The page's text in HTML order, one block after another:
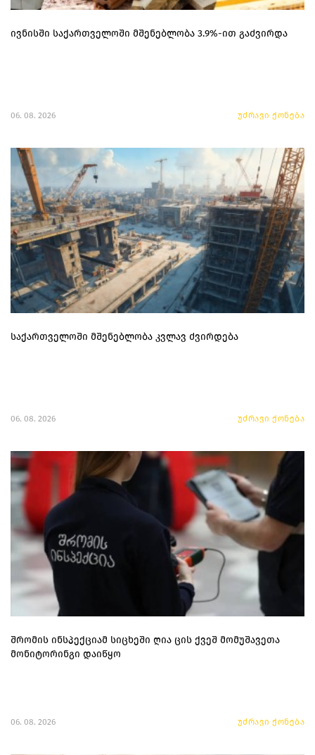
ივნისში საქართველოში მშენებლობა 3.9%-ით გაძვირდა
06. 08. 2026 უძრავი ქონება
საქართველოში მშენებლობა კვლავ ძვირდება
06. 08. 2026 უძრავი ქონება
შრომის ინსპექციამ სიცხეში ღია ცის ქვეშ მომუშავეთა
მონიტორინგი დაიწყო
06. 08. 2026 უძრავი ქონება